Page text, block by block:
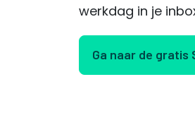
werkdag in je
Ga naar de gratis